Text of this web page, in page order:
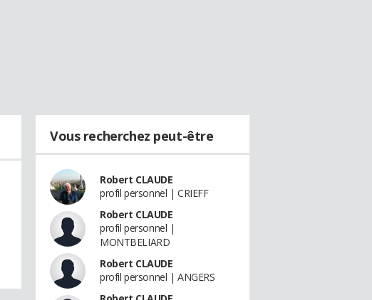
Vous recherchez peut-être
Robert CLAUDE
profil personnel | CRIEFF
Robert CLAUDE
profil personnel |
MONTBELIARD
Robert CLAUDE
profil personnel | ANGERS